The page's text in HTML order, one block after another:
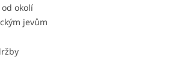
okolí
jevům